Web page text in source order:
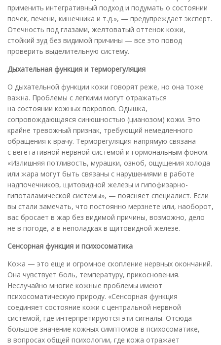
применить интегративный подход и подумать о состоянии
почек, печени, кишечника и т.д.», — предупреждает эксперт.
Отечность под глазами, желтоватый оттенок кожи,
стойкий зуд без видимой причины — все это повод
проверить выделительную систему.
Дыхательная функция и терморегуляция
О дыхательной функции кожи говорят реже, но она тоже
важна. Проблемы с легкими могут отражаться
на состоянии кожных покровов. Одышка,
сопровождающаяся синюшностью (цианозом) кожи. Это
крайне тревожный признак, требующий немедленного
обращения к врачу. Терморегуляция напрямую связана
с вегетативной нервной системой и гормональным фоном.
«Излишняя потливость, мурашки, озноб, ощущения холода
или жара могут быть связаны с нарушениями в работе
надпочечников, щитовидной железы и гипофизарно-
гипоталамической системы», — поясняет специалист. Если
вы стали замечать, что постоянно мерзнете или, наоборот,
вас бросает в жар без видимой причины, возможно, дело
не в погоде, а в неполадках в щитовидной железе.
Сенсорная функция и психосоматика
Кожа — это еще и огромное скопление нервных окончаний.
Она чувствует боль, температуру, прикосновения.
Неслучайно многие кожные проблемы имеют
психосоматическую природу. «Сенсорная функция
соединяет состояние кожи с центральной нервной
системой, где интерпретируются эти сигналы. Отсюда
большое значение кожных симптомов в психосоматике,
в вопросах общей психологии, где кожа отражает